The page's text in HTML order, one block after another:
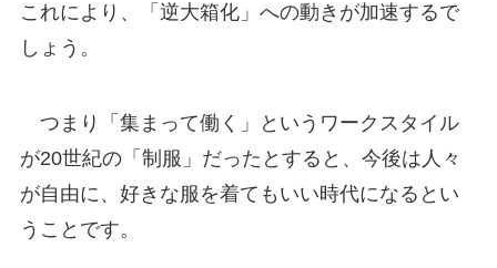
これにより、「逆大箱化」への動きが加速するで
しょう。
つまり「集まって働く」というワークスタイル
が20世紀の「制服」だったとすると、今後は人々
が自由に、好きな服を着てもいい時代になるとい
うことです。